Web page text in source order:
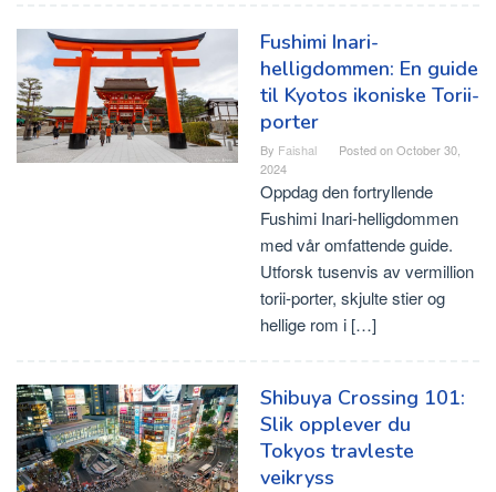
Fushimi Inari-
helligdommen: En guide
til Kyotos ikoniske Torii-
porter
By Faishal Posted onOctober 30,
2024
Oppdag den fortryllende
Fushimi Inari-helligdommen
med vår omfattende guide.
Utforsk tusenvis av vermillion
torii-porter, skjulte stier og
hellige rom i […]
Shibuya Crossing 101:
Slik opplever du
Tokyos travleste
veikryss